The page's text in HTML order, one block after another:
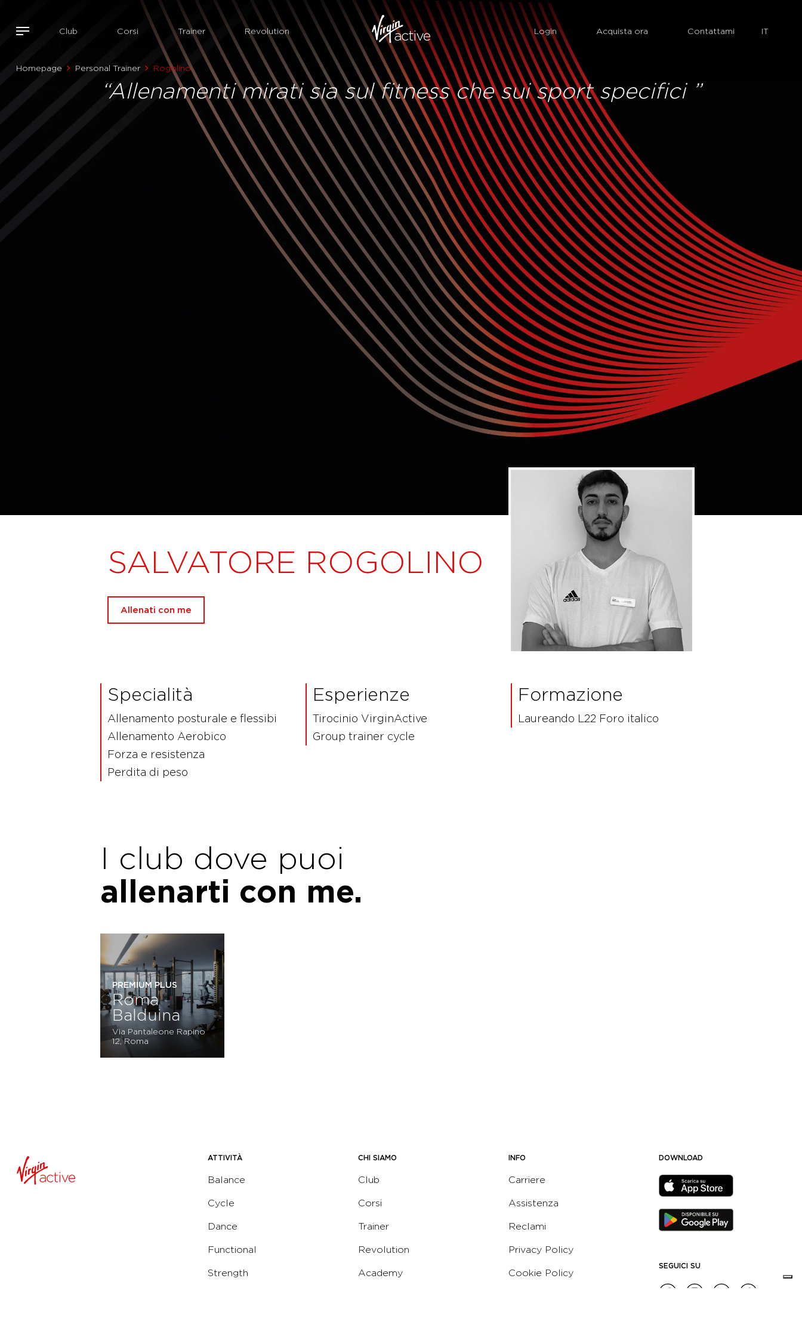
Club Corsi Trainer Revolution Login Acquista ora Contattami
Homepage Personal Trainer Rogolino
“Allenamenti mirati sia sul fitness che sui sport specifici ”
SALVATORE ROGOLINO
Allenati con me
Specialità
Allenamento posturale e flessibi
Allenamento Aerobico
Forza e resistenza
Perdita di peso
Esperienze
Tirocinio VirginActive
Group trainer cycle
Formazione
Laureando L22 Foro italico
I club dove puoi
allenarti con me.
PREMIUM PLUS
Roma
Balduina
Via Pantaleone Rapino
12, Roma
ATTIVITÀ
Balance
Cycle
Dance
Functional
Strength
CHI SIAMO
Club
Corsi
Trainer
Revolution
Academy
INFO
Carriere
Assistenza
Reclami
Privacy Policy
Cookie Policy
DOWNLOAD
SEGUICI SU